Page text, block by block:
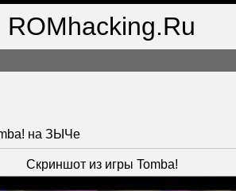
ROMhacking.Ru
на ЗЫЧе
Скриншот из игры Tomba!